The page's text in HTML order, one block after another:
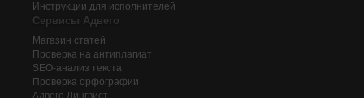
Инструкции для исполнителей
Сервисы Адвего
Магазин статей
Проверка на антиплагиат
SEO-анализ текста
Проверка орфографии
Адвего Лингвист